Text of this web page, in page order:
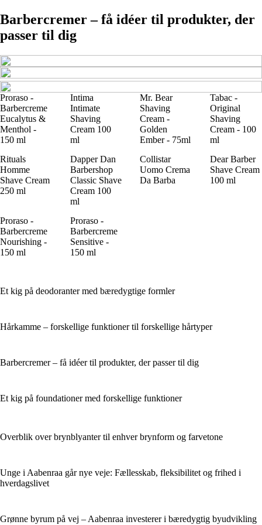
Barbercremer – få idéer til produkter, der
passer til dig
Proraso -
Barbercreme
Eucalytus &
Menthol -
150 ml
Intima
Intimate
Shaving
Cream 100
ml
Mr. Bear
Shaving
Cream -
Golden
Ember - 75ml
Tabac -
Original
Shaving
Cream - 100
ml
Rituals
Homme
Shave Cream
250 ml
Dapper Dan
Barbershop
Classic Shave
Cream 100
ml
Collistar
Uomo Crema
Da Barba
Dear Barber
Shave Cream
100 ml
Proraso -
Barbercreme
Nourishing -
150 ml
Proraso -
Barbercreme
Sensitive -
150 ml
Et kig på deodoranter med bæredygtige formler
Hårkamme – forskellige funktioner til forskellige hårtyper
Barbercremer – få idéer til produkter, der passer til dig
Et kig på foundationer med forskellige funktioner
Overblik over brynblyanter til enhver brynform og farvetone
Unge i Aabenraa går nye veje: Fællesskab, fleksibilitet og frihed i
hverdagslivet
Grønne byrum på vej – Aabenraa investerer i bæredygtig byudvikling